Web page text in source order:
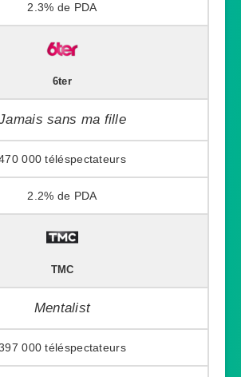
2.3%
6ter
sans ma fille
000
2.2%
TMC
Mentalist
000